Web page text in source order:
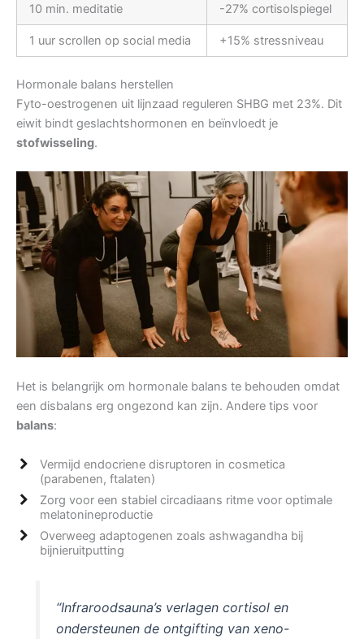
10 min. meditatie -27% cortisolspiegel
1 uur scrollen op social media +15% stressniveau
Hormonale balans herstellen
Fyto-oestrogenen uit lijnzaad reguleren SHBG met 23%. Dit
eiwit bindt geslachtshormonen en beïnvloedt je
stofwisseling.
Het is belangrijk om hormonale balans te behouden omdat
een disbalans erg ongezond kan zijn. Andere tips voor
balans:
Vermijd endocriene disruptoren in cosmetica
(parabenen, ftalaten)
Zorg voor een stabiel circadiaans ritme voor optimale
melatonineproductie
Overweeg adaptogenen zoals ashwagandha bij
bijnieruitputting
“Infraroodsauna’s verlagen cortisol en
ondersteunen de ontgifting van xeno-